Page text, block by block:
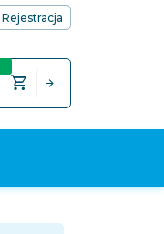
Rejestracja